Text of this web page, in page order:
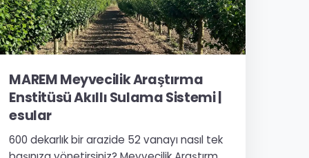
MAREM Meyvecilik Araştırma
Enstitüsü Akıllı Sulama Sistemi |
esular
600 dekarlık bir arazide 52 vanayı nasıl tek